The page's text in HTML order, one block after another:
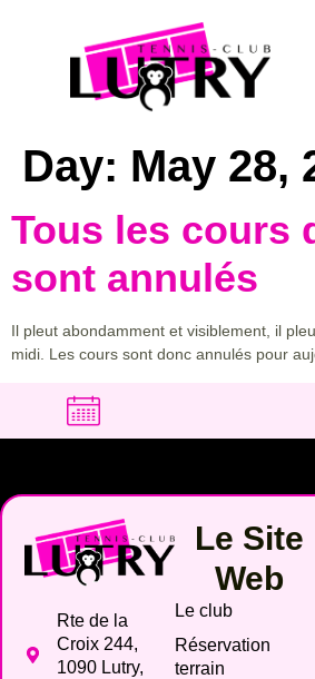
Day: May 28,
Tous les cours
sont annulés
Il pleut abondamment et visiblement, il
midi. Les cours sont donc annulés pour
Rte de la
Croix 244,
1090 Lutry,
Le Site
Web
Le club
Réservation
terrain